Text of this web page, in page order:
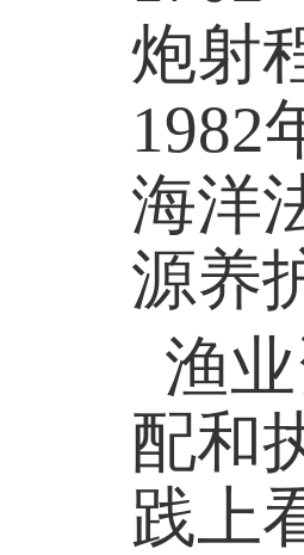
炮射
1982
海洋
源养
渔
配和
践上